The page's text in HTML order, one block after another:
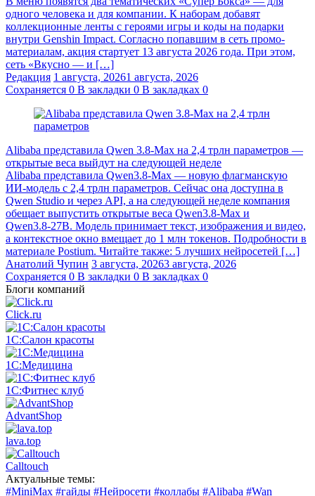
одного человека и для компании. К наборам добавят
коллекционные ленты с героями игры и коды на подарки
внутри Genshin Impact. Согласно попавшим в сеть промо-
материалам, акция стартует 13 августа 2026 года. При этом,
сеть «Вкусно — и […]
Редакция 1 августа, 20261 августа, 2026
Сохраняется 0 В закладки 0 В закладках 0
Alibaba представила Qwen 3.8‑Max на 2,4 трлн параметров —
открытые веса выйдут на следующей неделе
Alibaba представила Qwen3.8‑Max — новую флагманскую
ИИ-модель с 2,4 трлн параметров. Сейчас она доступна в
Qwen Studio и через API, а на следующей неделе компания
обещает выпустить открытые веса Qwen3.8‑Max и
Qwen3.8‑27B. Модель принимает текст, изображения и видео,
а контекстное окно вмещает до 1 млн токенов. Подробности в
материале Postium. Читайте также: 5 лучших нейросетей […]
Анатолий Чупин 3 августа, 20263 августа, 2026
Сохраняется 0 В закладки 0 В закладках 0
Блоги компаний
Click.ru
1С:Салон красоты
1С:Медицина
1С:Фитнес клуб
AdvantShop
lava.top
Calltouch
Актуальные темы:
#MiniMax #гайды #Нейросети #коллабы #Alibaba #Wan